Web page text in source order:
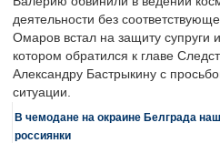
деятельности без
Омаров встал на защиту супруги
котором обратился к главе
Александру Бастрыкину с
ситуации.
В чемодане на окраине Белграда
россиянки